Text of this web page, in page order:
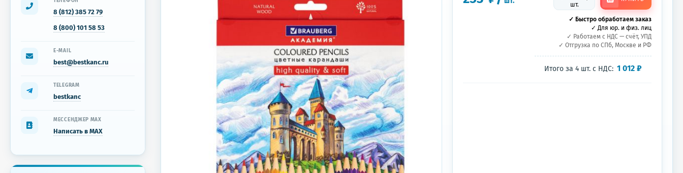
шт.
✓ Быстро обработаем заказ
✓ Для юр. и физ. лиц
✓ Работаем с НДС — счёт, УПД
✓ Отгрузка по СПб, Москве и РФ
Итого за4 шт. с НДС: 1 012₽
8 (812) 385 72 79
8 (800) 101 58 53
E-MAIL
best@bestkanc.ru
TELEGRAM
bestkanc
МЕССЕНДЖЕР MAX
Написать в MAX